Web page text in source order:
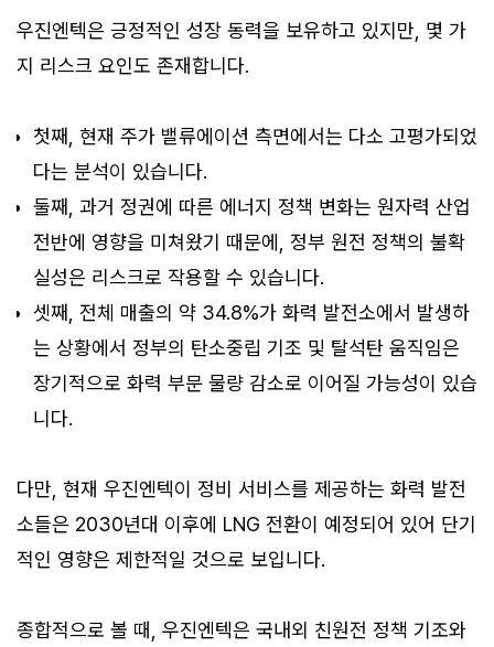
우진엔텍은 긍정적인 성장 동력을 보유하고 있지만, 몇 가
지 리스크 요인도 존재합니다.
첫째, 현재 주가 밸류에이션 측면에서는 다소 고평가되었
다는 분석이 있습니다.
둘째, 과거 정권에 따른 에너지 정책 변화는 원자력 산업
전반에 영향을 미쳐왔기 때문에, 정부 원전 정책의 불확
실성은 리스크로 작용할 수 있습니다.
셋째, 전체 매출의 약 34.8%가 화력 발전소에서 발생하
는 상황에서 정부의 탄소중립 기조 및 탈석탄 움직임은
장기적으로 화력 부문 물량 감소로 이어질 가능성이 있습
니다.
다만, 현재 우진엔텍이 정비 서비스를 제공하는 화력 발전
소들은 2030년대 이후에 LNG 전환이 예정되어 있어 단기
적인 영향은 제한적일 것으로 보입니다.
종합적으로 볼 때, 우진엔텍은 국내외 친원전 정책 기조와